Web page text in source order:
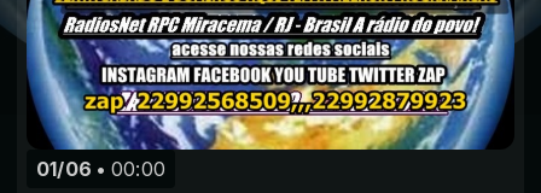
01/06 00:00